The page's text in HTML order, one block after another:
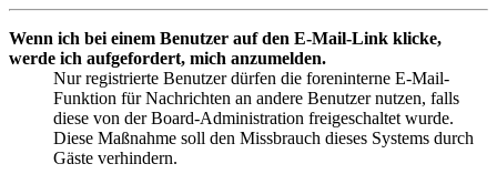
Wenn ich bei einem Benutzer auf den E-Mail-Link klicke,
werde ich aufgefordert, mich anzumelden.
Nur registrierte Benutzer dürfen die foreninterne E-Mail-
Funktion für Nachrichten an andere Benutzer nutzen, falls
diese von der Board-Administration freigeschaltet wurde.
Diese Maßnahme soll den Missbrauch dieses Systems durch
Gäste verhindern.